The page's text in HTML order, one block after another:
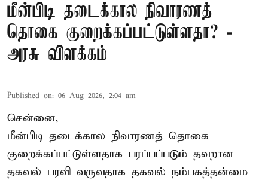
மீன்பிடி தடைக்கால நிவாரணத்
தொகை குறைக்கப்பட்டுள்ளதா? -
அரசு விளக்கம்
Published on: 06 Aug 2026, 2:04 am
சென்னை,
மீன்பிடி தடைக்கால நிவாரணத் தொகை
குறைக்கப்பட்டுள்ளதாக பரப்பப்படும் தவறான
தகவல் பரவி வருவதாக தகவல் நம்பகத்தன்மை